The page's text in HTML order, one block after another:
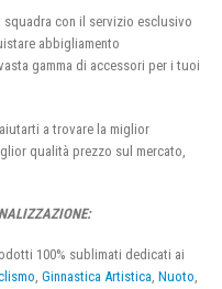
squadra con il servizio esclusivo
abbigliamento
gamma di accessori per i tuoi
a trovare la miglior
qualità prezzo sul mercato,
100% sublimati dedicati ai
, Ginnastica Artistica, Nuoto,